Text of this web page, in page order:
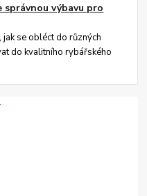
správnou výbavu pro
se obléct do různých
do kvalitního rybářského